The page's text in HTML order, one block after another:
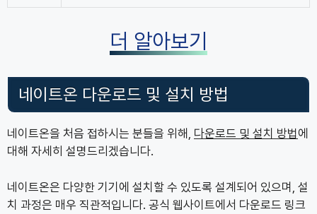
더 알아보기
네이트온 다운로드 및 설치 방법
네이트온을 처음 접하시는 분들을 위해, 다운로드 및 설치 방법에
대해 자세히 설명드리겠습니다.
네이트온은 다양한 기기에 설치할 수 있도록 설계되어 있으며, 설
치 과정은 매우 직관적입니다. 공식 웹사이트에서 다운로드 링크